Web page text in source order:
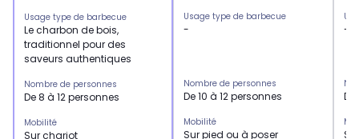
Usage type de barbecue
Le charbon de bois,
traditionnel pour des
saveurs authentiques
Nombre de personnes
De 8 à 12 personnes
Mobilité
Sur chariot
Usage type de barbecue
-
Nombre de personnes
De 10 à 12 personnes
Mobilité
Sur pied ou à poser
-